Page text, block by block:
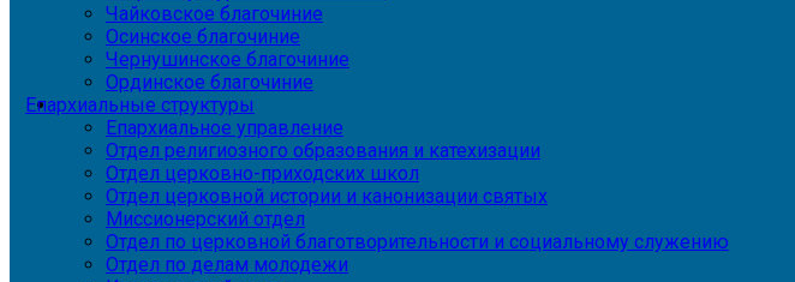
Чайковское благочиние
Осинское благочиние
Чернушинское благочиние
Ординское благочиние
Епархиальные структуры
Епархиальное управление
Отдел религиозного образования и катехизации
Отдел церковно-приходских школ
Отдел церковной истории и канонизации святых
Миссионерский отдел
Отдел по церковной благотворительности и социальному служению
Отдел по делам молодежи